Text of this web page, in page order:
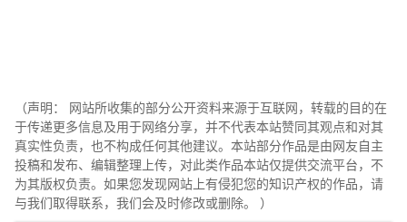
（声明： 网站所收集的部分公开资料来源于互联网，转载的目的在
于传递更多信息及用于网络分享，并不代表本站赞同其观点和对其
真实性负责，也不构成任何其他建议。本站部分作品是由网友自主
投稿和发布、编辑整理上传，对此类作品本站仅提供交流平台，不
为其版权负责。如果您发现网站上有侵犯您的知识产权的作品，请
与我们取得联系，我们会及时修改或删除。 ）